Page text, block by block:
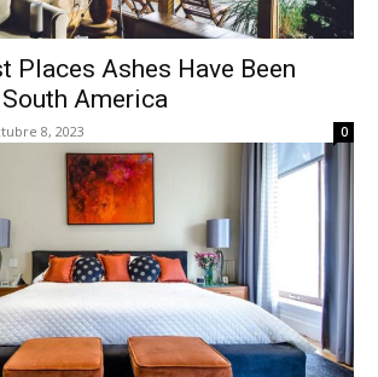
Places Ashes Have Been
America
8, 2023 0